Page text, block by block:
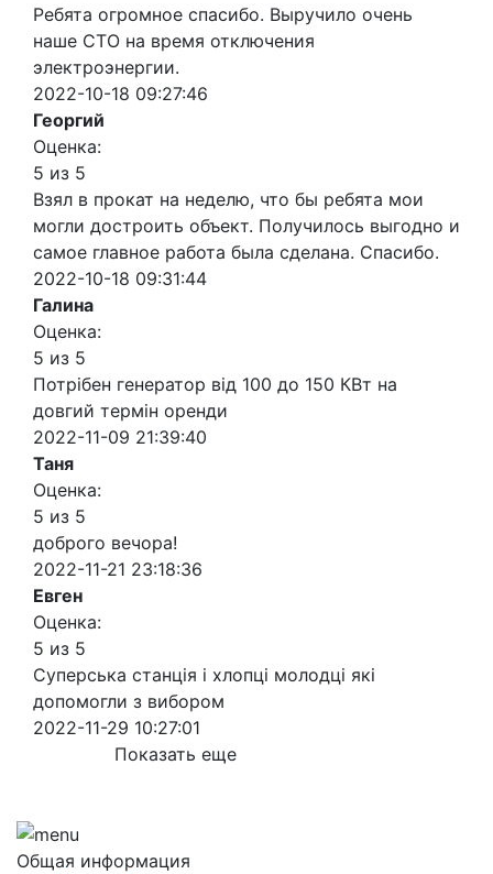
Ребята огромное спасибо. Выручило очень
наше СТО на время отключения
электроэнергии.
2022-10-18 09:27:46
Георгий
Оценка:
5 из 5
Взял в прокат на неделю, что бы ребята мои
могли достроить объект. Получилось выгодно и
самое главное работа была сделана. Спасибо.
2022-10-18 09:31:44
Галина
Оценка:
5 из 5
Потрібен генератор від 100 до 150 КВт на
довгий термін оренди
2022-11-09 21:39:40
Таня
Оценка:
5 из 5
доброго вечора!
2022-11-21 23:18:36
Евген
Оценка:
5 из 5
Суперська станція і хлопці молодці які
допомогли з вибором
2022-11-29 10:27:01
Показать еще
Общая информация